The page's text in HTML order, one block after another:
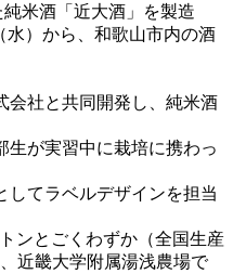
米酒「近大酒」を製造
水）から、和歌山市内の酒
会社と共同開発し、純米酒
生が実習中に栽培に携わっ
してラベルデザインを担当
ンとごくわずか（全国生産
近畿大学附属湯浅農場で